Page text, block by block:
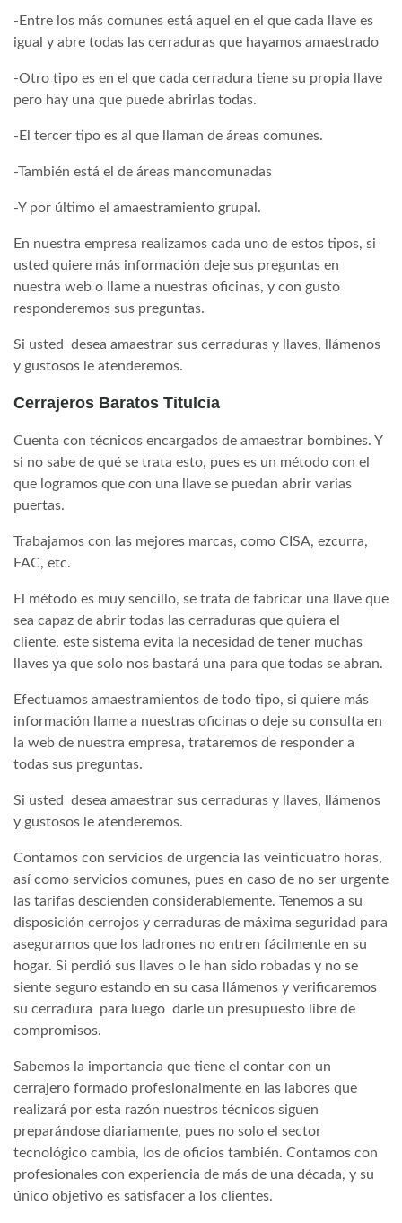
-Entre los más comunes está aquel en el que cada llave es
igual y abre todas las cerraduras que hayamos amaestrado
-Otro tipo es en el que cada cerradura tiene su propia llave
pero hay una que puede abrirlas todas.
-El tercer tipo es al que llaman de áreas comunes.
-También está el de áreas mancomunadas
-Y por último el amaestramiento grupal.
En nuestra empresa realizamos cada uno de estos tipos, si
usted quiere más información deje sus preguntas en
nuestra web o llame a nuestras oficinas, y con gusto
responderemos sus preguntas.
Si usted desea amaestrar sus cerraduras y llaves, llámenos
y gustosos le atenderemos.
Cerrajeros Baratos Titulcia
Cuenta con técnicos encargados de amaestrar bombines. Y
si no sabe de qué se trata esto, pues es un método con el
que logramos que con una llave se puedan abrir varias
puertas.
Trabajamos con las mejores marcas, como CISA, ezcurra,
FAC, etc.
El método es muy sencillo, se trata de fabricar una llave que
sea capaz de abrir todas las cerraduras que quiera el
cliente, este sistema evita la necesidad de tener muchas
llaves ya que solo nos bastará una para que todas se abran.
Efectuamos amaestramientos de todo tipo, si quiere más
información llame a nuestras oficinas o deje su consulta en
la web de nuestra empresa, trataremos de responder a
todas sus preguntas.
Si usted desea amaestrar sus cerraduras y llaves, llámenos
y gustosos le atenderemos.
Contamos con servicios de urgencia las veinticuatro horas,
así como servicios comunes, pues en caso de no ser urgente
las tarifas descienden considerablemente. Tenemos a su
disposición cerrojos y cerraduras de máxima seguridad para
asegurarnos que los ladrones no entren fácilmente en su
hogar. Si perdió sus llaves o le han sido robadas y no se
siente seguro estando en su casa llámenos y verificaremos
su cerradura para luego darle un presupuesto libre de
compromisos.
Sabemos la importancia que tiene el contar con un
cerrajero formado profesionalmente en las labores que
realizará por esta razón nuestros técnicos siguen
preparándose diariamente, pues no solo el sector
tecnológico cambia, los de oficios también. Contamos con
profesionales con experiencia de más de una década, y su
único objetivo es satisfacer a los clientes.